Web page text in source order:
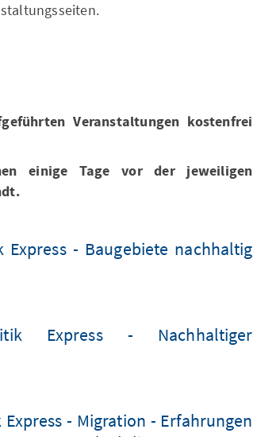
Veranstaltungen kostenfrei
einige Tage vor der jeweiligen
- Baugebiete nachhaltig
Express - Nachhaltiger
- Migration - Erfahrungen